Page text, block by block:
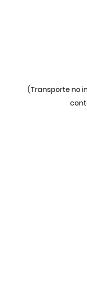
(Transporte no